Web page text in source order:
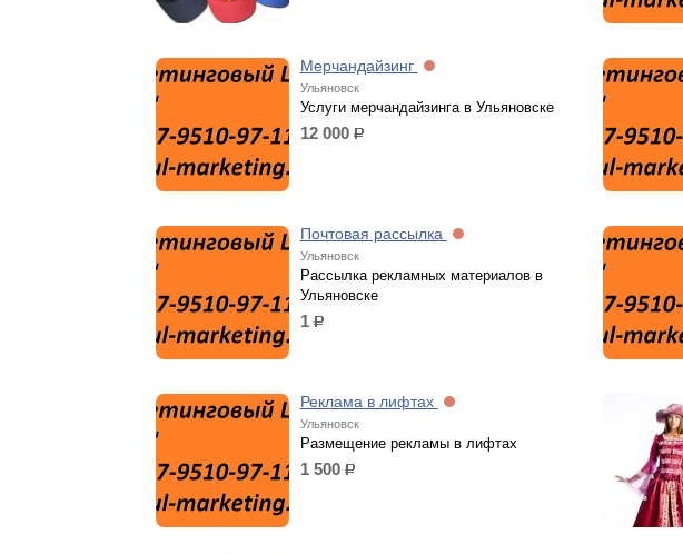
Мерчандайзинг
Ульяновск
Услуги мерчандайзинга в Ульяновске
12 000 р.
Почтовая рассылка
Ульяновск
Рассылка рекламных материалов в
Ульяновске
1 р.
Реклама в лифтах
Ульяновск
Размещение рекламы в лифтах
1 500 р.